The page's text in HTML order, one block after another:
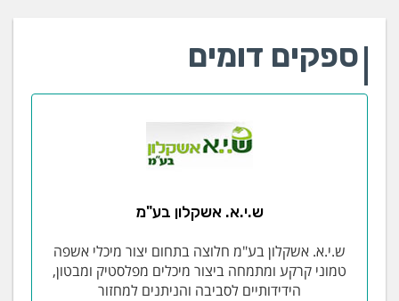
ספקים דומים
ש.י.א. אשקלון בע"מ
ש.י.א. אשקלון בע"מ חלוצה בתחום יצור מיכלי אשפה
טמוני קרקע ומתמחה ביצור מיכלים מפלסטיק ומבטון,
הידידותיים לסביבה והניתנים למחזור